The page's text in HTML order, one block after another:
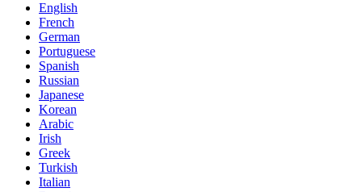
English
French
German
Portuguese
Spanish
Russian
Japanese
Korean
Arabic
Irish
Greek
Turkish
Italian